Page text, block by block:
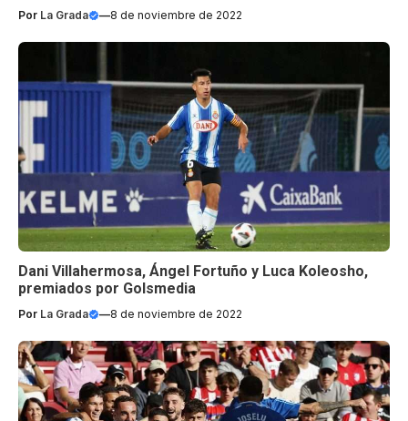
Por La Grada —8 de noviembre de 2022
Dani Villahermosa, Ángel Fortuño y Luca Koleosho,
premiados por Golsmedia
Por La Grada —8 de noviembre de 2022